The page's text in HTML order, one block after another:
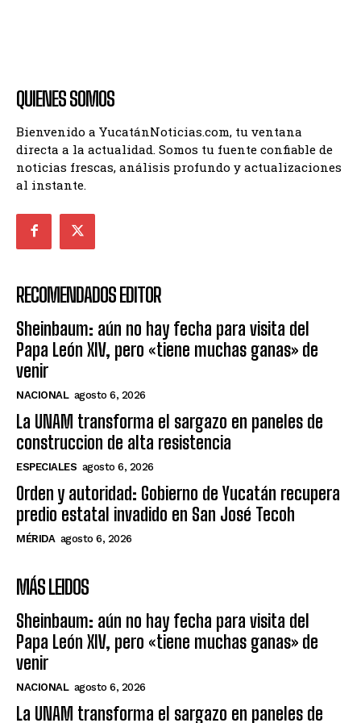
QUIENES SOMOS
Bienvenido a YucatánNoticias.com, tu ventana
directa a la actualidad. Somos tu fuente confiable de
noticias frescas, análisis profundo y actualizaciones
al instante.
RECOMENDADOS EDITOR
Sheinbaum: aún no hay fecha para visita del
Papa León XIV, pero «tiene muchas ganas» de
venir
NACIONAL agosto 6, 2026
La UNAM transforma el sargazo en paneles de
construccion de alta resistencia
ESPECIALES agosto 6, 2026
Orden y autoridad: Gobierno de Yucatán recupera
predio estatal invadido en San José Tecoh
MÉRIDA agosto 6, 2026
MÁS LEIDOS
Sheinbaum: aún no hay fecha para visita del
Papa León XIV, pero «tiene muchas ganas» de
venir
NACIONAL agosto 6, 2026
La UNAM transforma el sargazo en paneles de